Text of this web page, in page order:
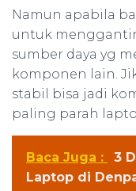
Namun apabila
untuk
sumber daya yg
komponen lain.
stabil bisa jadi
paling parah
Baca Juga :
3
Laptop di